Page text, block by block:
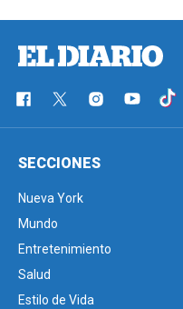
SECCIONES
Nueva York
Mundo
Entretenimiento
Salud
Estilo de Vida